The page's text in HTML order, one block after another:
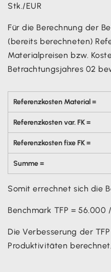
Stk./EUR
Für die Berechnung der
(bereits berechneten)
Materialpreisen bzw.
Betrachtungsjahres 02
Referenzkosten Material =
Referenzkosten var. FK =
Referenzkosten fixe FK =
Summe =
Somit errechnet sich die
Benchmark TFP = 56.000
Die Verbesserung der
Produktivitäten